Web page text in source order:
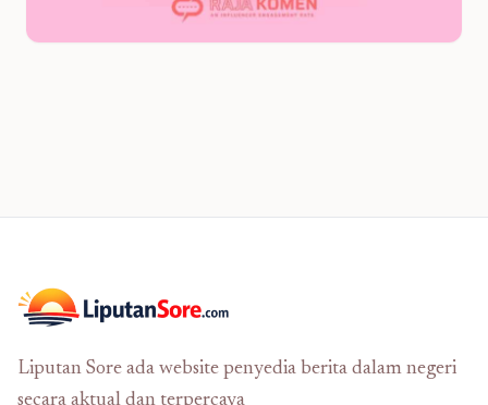
Liputan Sore ada website penyedia berita dalam negeri
secara aktual dan terpercaya